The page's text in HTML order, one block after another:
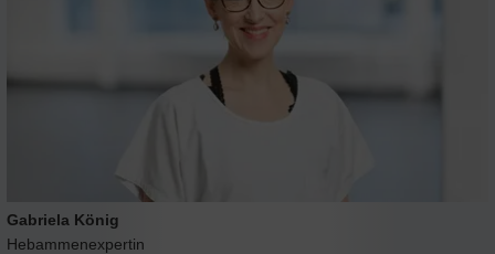
Gabriela König
Hebammenexpertin